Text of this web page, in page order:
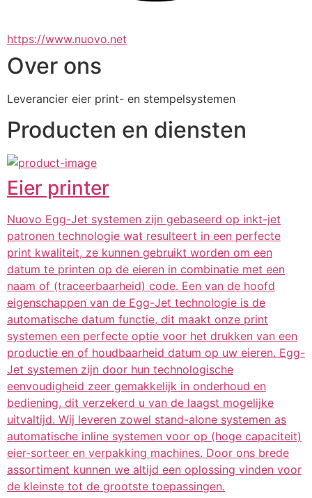
https://www.nuovo.net
Over ons
Leverancier eier print- en stempelsystemen
Producten en diensten
Eier printer
Nuovo Egg-Jet systemen zijn gebaseerd op inkt-jet
patronen technologie wat resulteert in een perfecte
print kwaliteit, ze kunnen gebruikt worden om een
datum te printen op de eieren in combinatie met een
naam of (traceerbaarheid) code. Een van de hoofd
eigenschappen van de Egg-Jet technologie is de
automatische datum functie, dit maakt onze print
systemen een perfecte optie voor het drukken van een
productie en of houdbaarheid datum op uw eieren. Egg-
Jet systemen zijn door hun technologische
eenvoudigheid zeer gemakkelijk in onderhoud en
bediening, dit verzekerd u van de laagst mogelijke
uitvaltijd. Wij leveren zowel stand-alone systemen as
automatische inline systemen voor op (hoge capaciteit)
eier-sorteer en verpakking machines. Door ons brede
assortiment kunnen we altijd een oplossing vinden voor
de kleinste tot de grootste toepassingen.